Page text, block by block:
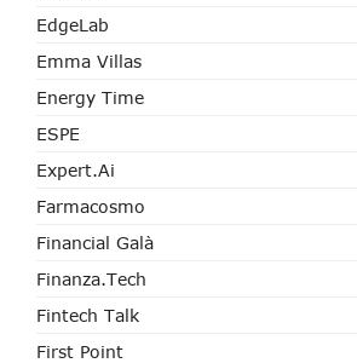
EdgeLab
Emma Villas
Energy Time
ESPE
Expert.ai
Farmacosmo
Financial Galà
Finanza.tech
Fintech Talk
First Point